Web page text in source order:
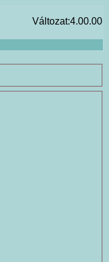
Változat:4.00.00